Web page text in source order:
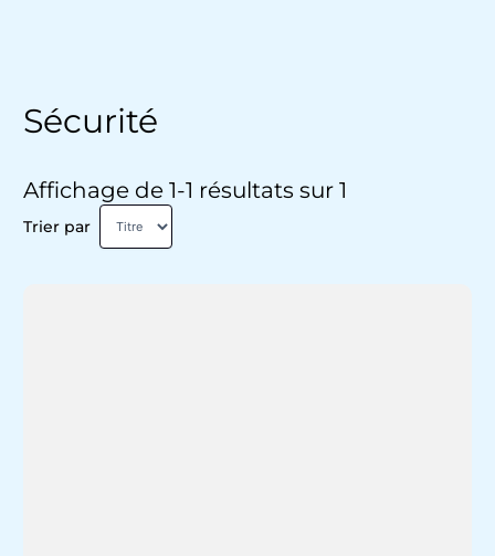
Sécurité
Affichage de 1-1 résultats sur 1
Trier par